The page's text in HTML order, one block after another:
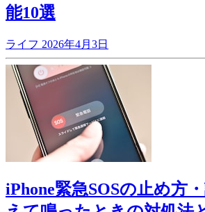
能10選
ライフ 2026年4月3日
iPhone緊急SOSの止め方